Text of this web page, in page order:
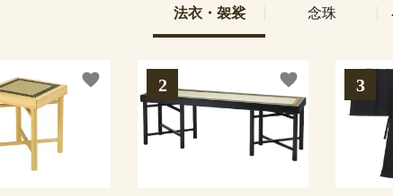
法衣・袈裟 念珠
favorite favorite